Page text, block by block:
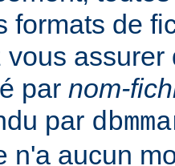
formats de
assurer
par nom-
par
n'a aucun